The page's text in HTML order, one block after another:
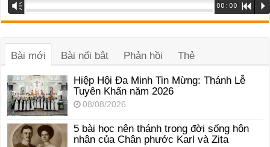
Trình
phát
Vm 00:00 R P
Bài mới Bài nổi bật Phản hồi Thẻ
Hiệp Hội Đa Minh Tin Mừng: Thánh Lễ
Tuyên Khấn năm 2026
08/08/2026
5 bài học nên thánh trong đời sống hôn
nhân của Chân phước Karl và Zita